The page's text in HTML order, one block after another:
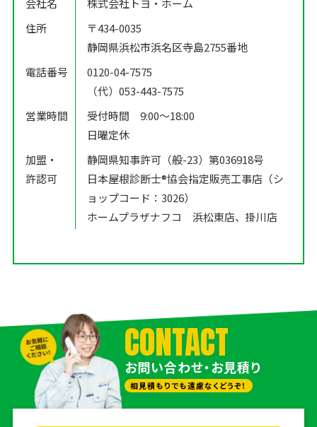
住所
〒434-0035
静岡県浜松市浜名区寺島2755番地
電話番号
0120-04-7575
（代）053-443-7575
営業時間
受付時間 9:00〜18:00
日曜定休
加盟・
許認可
静岡県知事許可（般-23）第036918号
日本屋根診断士®️協会指定販売工事店（シ
ョップコード：3026）
ホームプラザナフコ 浜松東店、掛川店
CONTACT
お問い合わせ・お見積り
相見積もりでも遠慮なくどうぞ！